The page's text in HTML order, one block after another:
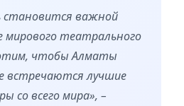
важной
мирового театрального
чтобы Алматы
встречаются лучшие
со всего мира», –